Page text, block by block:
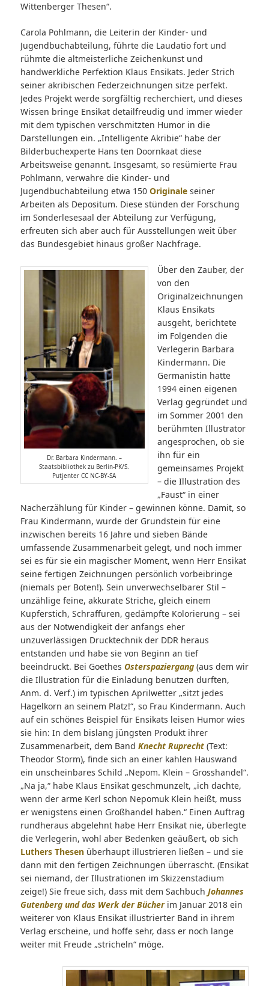
Wittenberger Thesen“.
Carola Pohlmann, die Leiterin der Kinder- und
Jugendbuchabteilung, führte die Laudatio fort und
rühmte die altmeisterliche Zeichenkunst und
handwerkliche Perfektion Klaus Ensikats. Jeder Strich
seiner akribischen Federzeichnungen sitze perfekt.
Jedes Projekt werde sorgfältig recherchiert, und dieses
Wissen bringe Ensikat detailfreudig und immer wieder
mit dem typischen verschmitzten Humor in die
Darstellungen ein. „Intelligente Akribie“ habe der
Bilderbuchexperte Hans ten Doornkaat diese
Arbeitsweise genannt. Insgesamt, so resümierte Frau
Pohlmann, verwahre die Kinder- und
Jugendbuchabteilung etwa 150 Originaleseiner
Arbeiten als Depositum. Diese stünden der Forschung
im Sonderlesesaal der Abteilung zur Verfügung,
erfreuten sich aber auch für Ausstellungen weit über
das Bundesgebiet hinaus großer Nachfrage.
Dr. Barbara Kindermann. –
Staatsbibliothek zu Berlin-PK/S.
Putjenter CC NC-BY-SA
Über den Zauber, der
von den
Originalzeichnungen
Klaus Ensikats
ausgeht, berichtete
im Folgenden die
Verlegerin Barbara
Kindermann. Die
Germanistin hatte
1994 einen eigenen
Verlag gegründet und
im Sommer 2001 den
berühmten Illustrator
angesprochen, ob sie
ihn für ein
gemeinsames Projekt
– die Illustration des
„Faust“ in einer
Nacherzählung für Kinder – gewinnen könne. Damit, so
Frau Kindermann, wurde der Grundstein für eine
inzwischen bereits 16 Jahre und sieben Bände
umfassende Zusammenarbeit gelegt, und noch immer
sei es für sie ein magischer Moment, wenn Herr Ensikat
seine fertigen Zeichnungen persönlich vorbeibringe
(niemals per Boten!). Sein unverwechselbarer Stil –
unzählige feine, akkurate Striche, gleich einem
Kupferstich, Schraffuren, gedämpfte Kolorierung – sei
aus der Notwendigkeit der anfangs eher
unzuverlässigen Drucktechnik der DDR heraus
entstanden und habe sie von Beginn an tief
beeindruckt. Bei Goethes Osterspaziergang(aus dem wir
die Illustration für die Einladung benutzen durften,
Anm. d. Verf.) im typischen Aprilwetter „sitzt jedes
Hagelkorn an seinem Platz!“, so Frau Kindermann. Auch
auf ein schönes Beispiel für Ensikats leisen Humor wies
sie hin: In dem bislang jüngsten Produkt ihrer
Zusammenarbeit, dem Band Knecht Ruprecht(Text:
Theodor Storm), finde sich an einer kahlen Hauswand
ein unscheinbares Schild „Nepom. Klein – Grosshandel“.
„Na ja,“ habe Klaus Ensikat geschmunzelt, „ich dachte,
wenn der arme Kerl schon Nepomuk Klein heißt, muss
er wenigstens einen Großhandel haben.“ Einen Auftrag
rundheraus abgelehnt habe Herr Ensikat nie, überlegte
die Verlegerin, wohl aber Bedenken geäußert, ob sich
Luthers Thesenüberhaupt illustrieren ließen – und sie
dann mit den fertigen Zeichnungen überrascht. (Ensikat
sei niemand, der Illustrationen im Skizzenstadium
zeige!) Sie freue sich, dass mit dem Sachbuch Johannes
Gutenberg und das Werk der Bücherim Januar 2018 ein
weiterer von Klaus Ensikat illustrierter Band in ihrem
Verlag erscheine, und hoffe sehr, dass er noch lange
weiter mit Freude „stricheln“ möge.